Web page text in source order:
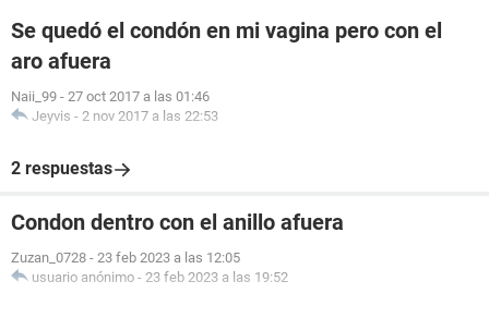
Se quedó el condón en mi vagina pero con el
aro afuera
Naii_99 - 27 oct 2017 a las 01:46
Jeyvis - 2 nov 2017 a las 22:53
2 respuestas
Condon dentro con el anillo afuera
Zuzan_0728 - 23 feb 2023 a las 12:05
usuario anónimo - 23 feb 2023 a las 19:52